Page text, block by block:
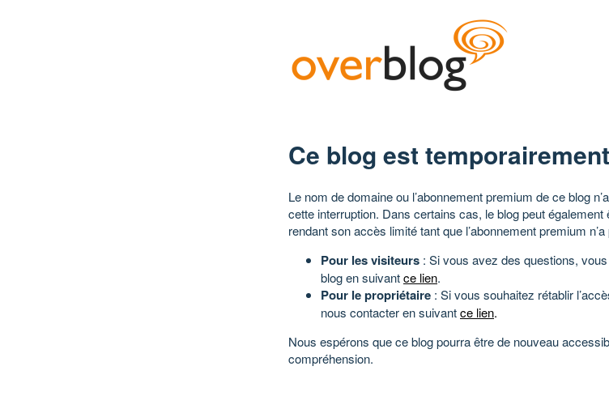
Ce blog est
Le nom de domaine ou l’abonnement premium de ce blog
cette interruption. Dans certains cas, le blog peut
rendant son accès limité tant que l’abonnement premium
Pour les visiteurs : Si vous avez des questions,
blog en suivantce lien.
Pour le propriétaire : Si vous souhaitez rétablir
nous contacter en suivantce lien.
Nous espérons que ce blog pourra être de nouveau
compréhension.